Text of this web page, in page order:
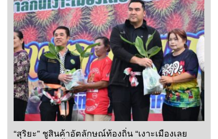
“สุริยะ” ชูสินค้าอัตลักษณ์ท้องถิ่น “เงาะเมืองเลย